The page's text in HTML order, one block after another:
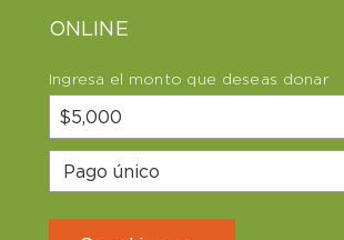
ONLINE
Ingresa el monto que deseas donar